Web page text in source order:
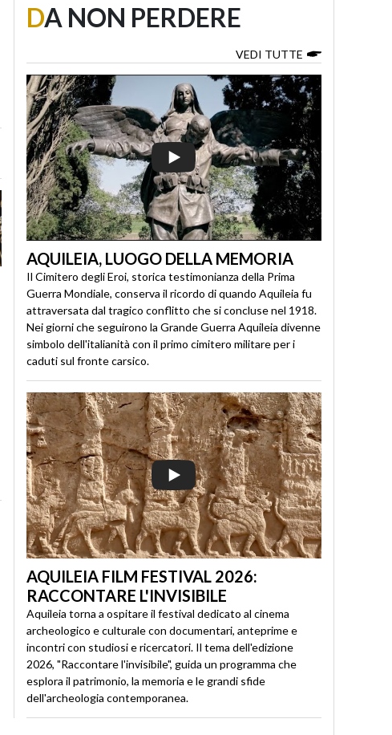
DA NON PERDERE
VEDI TUTTE
AQUILEIA, LUOGO DELLA MEMORIA
Il Cimitero degli Eroi, storica testimonianza della Prima
Guerra Mondiale, conserva il ricordo di quando Aquileia fu
attraversata dal tragico conflitto che si concluse nel 1918.
Nei giorni che seguirono la Grande Guerra Aquileia divenne
simbolo dell'italianità con il primo cimitero militare per i
caduti sul fronte carsico.
AQUILEIA FILM FESTIVAL 2026:
RACCONTARE L'INVISIBILE
Aquileia torna a ospitare il festival dedicato al cinema
archeologico e culturale con documentari, anteprime e
incontri con studiosi e ricercatori. Il tema dell'edizione
2026, "Raccontare l'invisibile", guida un programma che
esplora il patrimonio, la memoria e le grandi sfide
dell'archeologia contemporanea.